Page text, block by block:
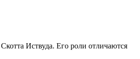
Иствуда. Его роли отличаются